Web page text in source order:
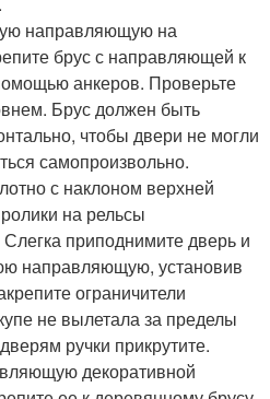
направляющую на
брус с направляющей к
анкеров. Проверьте
Брус должен быть
чтобы двери не могли
самопроизвольно.
с наклоном верхней
на рельсы
приподнимите дверь и
направляющую, установив
ограничители
не вылетала за пределы
ручки прикрутите.
декоративной